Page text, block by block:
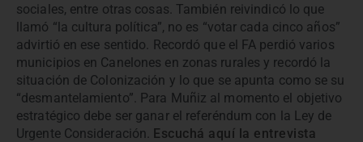
sociales, entre otras cosas. También reivindicó lo que
llamó “la cultura política”, no es “votar cada cinco años”
advirtió en ese sentido. Recordó que el FA perdió varios
municipios en Canelones en zonas rurales y recordó la
situación de Colonización y lo que se apunta como se su
“desmantelamiento”. Para Muñiz al momento el objetivo
estratégico debe ser ganar el referéndum con la Ley de
Urgente Consideración. Escuchá aquí la entrevista